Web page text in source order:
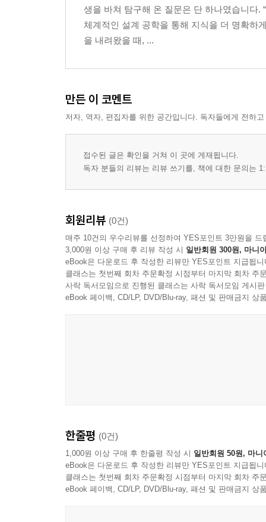
7. 번쩍! 전기 가오리의 습격
Flash! Attack of the Electric Ray
9. 끝을 알 수 없는 심해 동굴
The Bottomless Deep-Sea Cave
10. 동굴의 주인 괴물 대왕오징어
11. 앞이 안 보이는 먹물 미로
The Invisible Ink Maze
12. 물러서지 않는 용기의 방패
The Shield of Courage That Never Retreats
Riding the Storm-like Current
17. 희망을 안고 돌아가는 길
생을 바쳐 탐구해 온 질문은 단 하나였습니다.
체계적인 설계 공학을 통해 지식을 더 명확하
을 내려왔을 때, ...
만든 이 코멘트
저자, 역자, 편집자를 위한 공간입니다. 독자들에게 전하
접수된 글은 확인을 거쳐 이 곳에 게재됩니다.
독자 분들의 리뷰는 리뷰 쓰기를, 책에 대한 문의는
회원리뷰 (0건)
매주 10건의 우수리뷰를 선정하여 YES포인트 3만원을 드
3,000원 이상 구매 후 리뷰 작성 시 일반회원 300원, 마니
eBook은 다운로드 후 작성한 리뷰만 YES포인트 지급됩니
클래스는 첫번째 회차 주문확정 시점부터 마지막 회차 주
사락 독서모임으로 진행된 클래스는 사락 독서모임 게시
eBook 페이백, CD/LP, DVD/Blu-ray, 패션 및 판매금지 상
한줄평 (0건)
1,000원 이상 구매 후 한줄평 작성 시 일반회원 50원, 마니
eBook은 다운로드 후 작성한 리뷰만 YES포인트 지급됩니
클래스는 첫번째 회차 주문확정 시점부터 마지막 회차 주
eBook 페이백, CD/LP, DVD/Blu-ray, 패션 및 판매금지 상